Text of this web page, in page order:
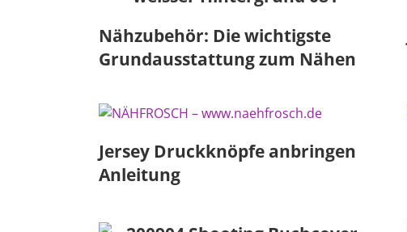
Nähzubehör: Die wichtigste
Grundausstattung zum Nähen
Jersey Druckknöpfe anbringen
Anleitung